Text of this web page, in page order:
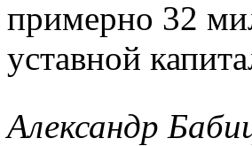
примерно 32
уставной
Александр